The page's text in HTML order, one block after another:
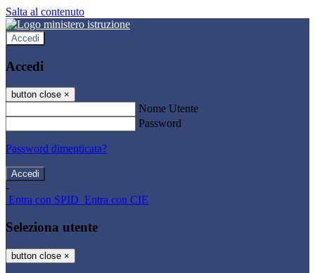
Salta al contenuto
Accedi
Accedi
button close ×
Nome Utente
Password
Password dimenticata?
-
Entra con SPID Entra con CIE
Seleziona utente
button close ×